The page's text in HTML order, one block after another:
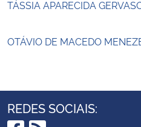
TÁSSIA APARECIDA
OTÁVIO DE MACEDO
REDES SOCIAIS: